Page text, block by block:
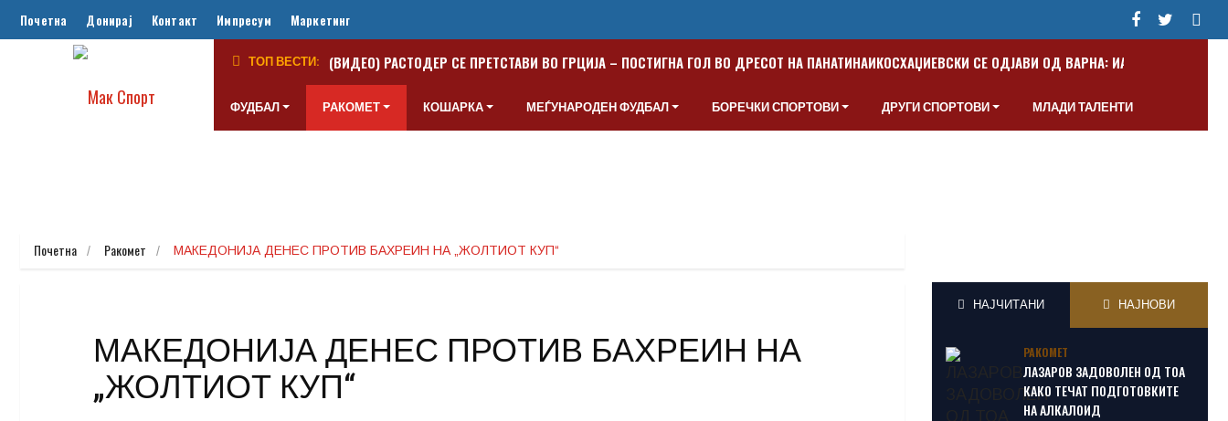
Почетна Донирај Контакт Импресум Маркетинг
ТОП ВЕСТИ: (ВИДЕО) РАСТОДЕР СЕ ПРЕТСТАВИ ВО ГРЦИЈА – ПОСТИГНА ГОЛ ВО ДРЕСОТ НА ПАНАТИНАИКОСХАЏИЕВСКИ СЕ ОДЈАВИ ОД ВАРНА: ИАКО СУМ
ФУДБАЛ РАКОМЕТ КОШАРКА МЕЃУНАРОДЕН ФУДБАЛ БОРЕЧКИ СПОРТОВИ ДРУГИ СПОРТОВИ МЛАДИ ТАЛЕНТИ
Почетна Ракомет МАКЕДОНИЈА ДЕНЕС ПРОТИВ БАХРЕИН НА „ЖОЛТИОТ КУП“
МАКЕДОНИЈА ДЕНЕС ПРОТИВ БАХРЕИН НА
„ЖОЛТИОТ КУП“
НАЈЧИТАНИ НАЈНОВИ
РАКОМЕТ
ЛАЗАРОВ ЗАДОВОЛЕН ОД ТОА
КАКО ТЕЧАТ ПОДГОТОВКИТЕ
НА АЛКАЛОИД